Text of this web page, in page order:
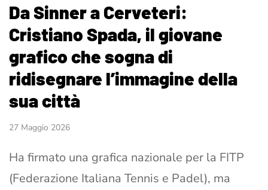
Da Sinner a Cerveteri:
Cristiano Spada, il giovane
grafico che sogna di
ridisegnare l’immagine della
sua città
27 Maggio 2026
Ha firmato una grafica nazionale per la FITP
(Federazione Italiana Tennis e Padel), ma